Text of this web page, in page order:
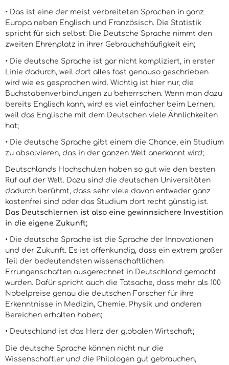
• Das ist eine der meist verbreiteten Sprachen in ganz
Europa neben Englisch und Französisch. Die Statistik
spricht für sich selbst: Die Deutsche Sprache nimmt den
zweiten Ehrenplatz in ihrer Gebrauchshäufigkeit ein;
• Die deutsche Sprache ist gar nicht kompliziert, in erster
Linie dadurch, weil dort alles fast genauso geschrieben
wird wie es gesprochen wird. Wichtig ist hier nur, die
Buchstabenverbindungen zu beherrschen. Wenn man dazu
bereits Englisch kann, wird es viel einfacher beim Lernen,
weil das Englische mit dem Deutschen viele Ähnlichkeiten
hat;
• Die deutsche Sprache gibt einem die Chance, ein Studium
zu absolvieren, das in der ganzen Welt anerkannt wird;
Deutschlands Hochschulen haben so gut wie den besten
Ruf auf der Welt. Dazu sind die deutschen Universitäten
dadurch berühmt, dass sehr viele davon entweder ganz
kostenfrei sind oder das Studium dort recht günstig ist.
Das Deutschlernen ist also eine gewinnsichere Investition
in die eigene Zukunft;
• Die deutsche Sprache ist die Sprache der Innovationen
und der Zukunft. Es ist offenkundig, dass ein extrem großer
Teil der bedeutendsten wissenschaftlichen
Errungenschaften ausgerechnet in Deutschland gemacht
wurden. Dafür spricht auch die Tatsache, dass mehr als 100
Nobelpreise genau die deutschen Forscher für ihre
Erkenntnisse in Medizin, Chemie, Physik und anderen
Bereichen erhalten haben;
• Deutschland ist das Herz der globalen Wirtschaft;
Die deutsche Sprache können nicht nur die
Wissenschaftler und die Philologen gut gebrauchen,